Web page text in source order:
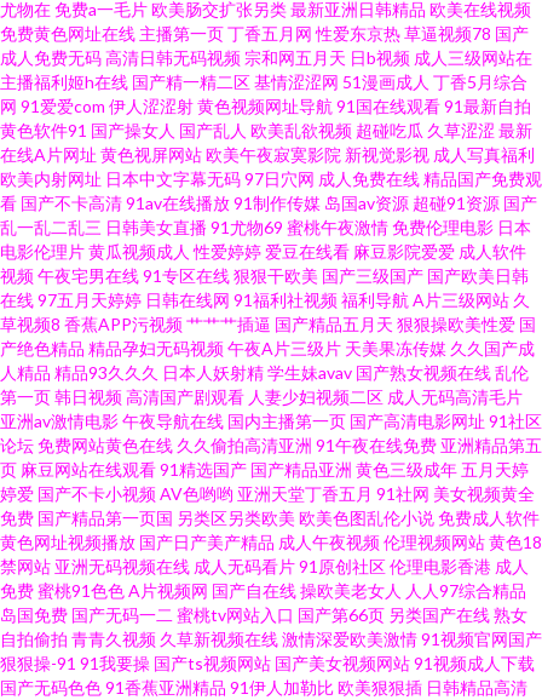
欧美 91次元91 大香蕉东京热一本道 欧美亚洲日韩国产婷婷 91艹逼网 91九色
黑人外教 91日韩区 91女神孕妇 91超碰爱 无码人妻影音先锋 日韩乱论网站 欧
色图久 久精品久久 午夜天堂色 亚色3情网 91Ncom影院 91被操 91大神调教
偷偷 国产在线ts在线 99久之久久中文字幕 91好片页面多成人 91白丝在线抄
午夜剧场在线免费视频 性国产精品 国产精品男女 91伊人 91幼儿黄色 91色色
视频 91导航在线观看网站入口 91网站观看视频 91在线色色 九1免费版网页
91黄色入囗 国国国国产在线精品 麻豆精品视频在线 欧美色图宗合网 欧美特
黄特色免费 大香蕉伊伊阴包在线8 香蕉伊思影音 AV日韩精品 性爱影音 成人
91电影 熟女偷拍视频 蜜臀福利91av网 91大神精品丝袜女神 国产肏屄片 日韩
无码精品AⅤ 91人操 激情开心五月天 日韩中文字幕在线 91成长人版免费网页
国产先锋AV 午夜w黄 97国产碰 男女做爱视频18 69草综合 超碰99人妻 欧美
一性一交一交一视 91免费网站观看 午夜福利电源 91素人视频首页 91福利社
尤物在免费a一毛片欧美肠交扩张另类最新亚洲日韩精品 欧美在线视频
免费黄色网址在线 主播第一页丁香五月网 性爱东京热草逼视频78 国产
成人免费无码高清日韩无码视频 宗和网五月天 日b视频 成人三级网站在
主播福利姬h在线 国产精一精二区基情涩涩网 51漫画成人 丁香5月综合
网 91爱爱com 伊人涩涩射黄色视频网址导航 91国在线观看91最新自拍
黄色软件91 国产操女人 国产乱人 欧美乱欲视频 超碰吃瓜 久草涩涩 最新
在线A片网址 黄色视屏网站欧美午夜寂寞影院 新视觉影视 成人写真福利
欧美内射网址 日本中文字幕无码97日穴网 成人免费在线精品国产免费观
看 国产不卡高清91av在线播放91制作传媒 岛国av资源 超碰91资源 国产
乱一乱二乱三 日韩美女直播91尤物69 蜜桃午夜激情免费伦理电影 日本
电影伦理片黄瓜视频成人 性爱婷婷爱豆在线看 麻豆影院爱爱 成人软件
视频午夜宅男在线91专区在线狠狠干欧美 国产三级国产 国产欧美日韩
在线97五月天婷婷 日韩在线网 91福利社视频福利导航 A片三级网站 久
草视频8 香蕉APP污视频艹艹艹插逼 国产精品五月天 狠狠操欧美性爱 国
产绝色精品 精品孕妇无码视频午夜A片三级片 天美果冻传媒 久久国产成
人精品 精品93久久久 日本人妖射精学生妹avav 国产熟女视频在线乱伦
第一页韩日视频高清国产剧观看 人妻少妇视频二区 成人无码高清毛片
亚洲av激情电影午夜导航在线 国内主播第一页 国产高清电影网址 91社区
论坛免费网站黄色在线 久久偷拍高清亚洲 91午夜在线免费 亚洲精品第五
页 麻豆网站在线观看91精选国产 国产精品亚洲 黄色三级成年五月天婷
婷爱 国产不卡小视频AV色哟哟 亚洲天堂丁香五月 91社网 美女视频黄全
免费 国产精品第一页国 另类区另类欧美 欧美色图乱伦小说免费成人软件
黄色网址视频播放 国产日产美产精品 成人午夜视频伦理视频网站黄色18
禁网站 亚洲无码视频在线 成人无码看片91原创社区伦理电影香港 成人
免费蜜桃91色色A片视频网 国产自在线操欧美老女人 人人97综合精品
岛国免费 国产无码一二 蜜桃tv网站入口 国产第66页 另类国产在线熟女
自拍偷拍 青青久视频 久草新视频在线激情深爱欧美激情91视频官网国产
狠狠操-91 91我要操 国产ts视频网站 国产美女视频网站91视频成人下载
国产无码色色91香蕉亚洲精品 91伊人加勒比欧美狠狠插 日韩精品高清